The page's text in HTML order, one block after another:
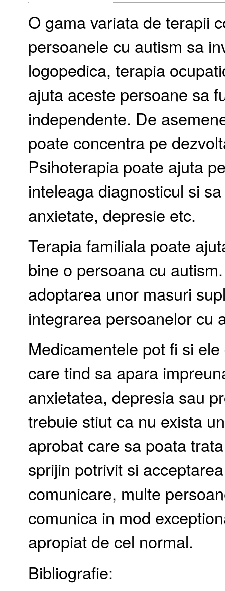
O gama variata de terapii
persoanele cu autism sa
logopedica, terapia
ajuta aceste persoane sa
independente. De
poate concentra pe
Psihoterapia poate ajuta
inteleaga diagnosticul si
anxietate, depresie etc.
Terapia familiala poate
bine o persoana cu
adoptarea unor masuri
integrarea persoanelor cu
Medicamentele pot fi si
care tind sa apara
anxietatea, depresia sau
trebuie stiut ca nu exista
aprobat care sa poata
sprijin potrivit si
comunicare, multe
comunica in mod
apropiat de cel normal.
Bibliografie: